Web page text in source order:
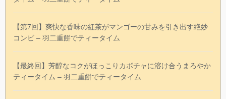
【第7回】爽快な香味の紅茶がマンゴーの甘みを引き出す絶妙
コンビ – 羽二重餅でティータイム
【最終回】芳醇なコクがほっこりカボチャに溶け合うまろやか
ティータイム – 羽二重餅でティータイム